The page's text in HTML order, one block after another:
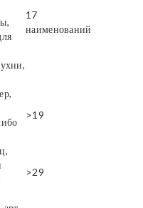
17
наименований
>19
>29